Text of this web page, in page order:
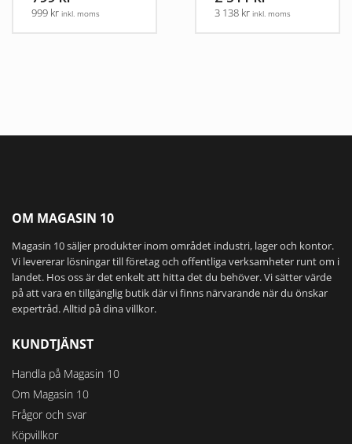
999 kr inkl. moms
väljas
produktsidan
3 138 kr inkl. moms
OM MAGASIN 10
Magasin 10 säljer produkter inom området industri, lager och kontor.
Vi levererar lösningar till företag och offentliga verksamheter runt om i
landet. Hos oss är det enkelt att hitta det du behöver. Vi sätter värde
på att vara en tillgänglig butik där vi finns närvarande när du önskar
expertråd. Alltid på dina villkor.
KUNDTJÄNST
Handla på Magasin 10
Om Magasin 10
Frågor och svar
Köpvillkor